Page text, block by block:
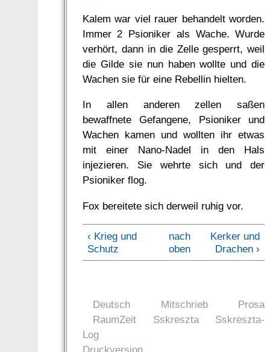
Kalem war viel rauer behandelt worden.
Immer 2 Psioniker als Wache. Wurde
verhört, dann in die Zelle gesperrt, weil
die Gilde sie nun haben wollte und die
Wachen sie für eine Rebellin hielten.
In allen anderen zellen saßen
bewaffnete Gefangene, Psioniker und
Wachen kamen und wollten ihr etwas
mit einer Nano-Nadel in den Hals
injezieren. Sie wehrte sich und der
Psioniker flog.
Fox bereitete sich derweil ruhig vor.
‹ Krieg und
Schutz
nach
oben
Kerker und
Drachen ›
Deutsch Mitschrieb
Prosa
RaumZeit
Sskreszta
Sskreszta-
Log